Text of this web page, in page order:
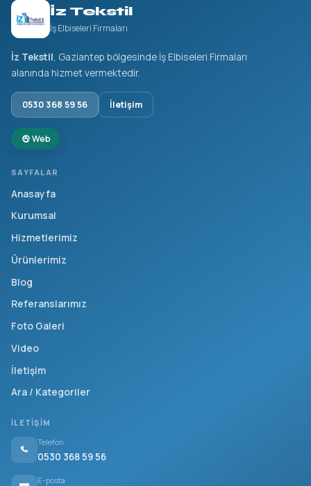
İz Tekstil
İş Elbiseleri Firmaları
İz Tekstil, Gaziantep bölgesinde İş Elbiseleri Firmaları
alanında hizmet vermektedir.
0530 368 59 56 İletişim
Web
SAYFALAR
Anasayfa
Kurumsal
Hizmetlerimiz
Ürünlerimiz
Blog
Referanslarımız
Foto Galeri
Video
İletişim
Ara / Kategoriler
İLETIŞIM
Telefon
0530 368 59 56
E-posta